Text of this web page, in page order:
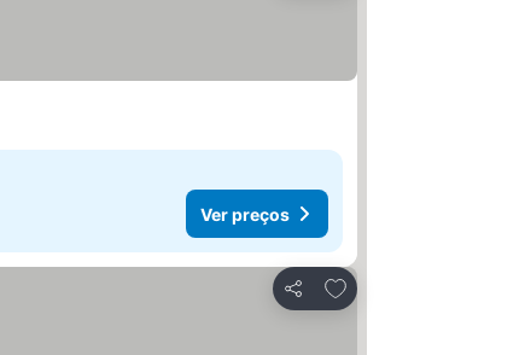
Ver preços
Partilhar
Adicionar aos favoritos